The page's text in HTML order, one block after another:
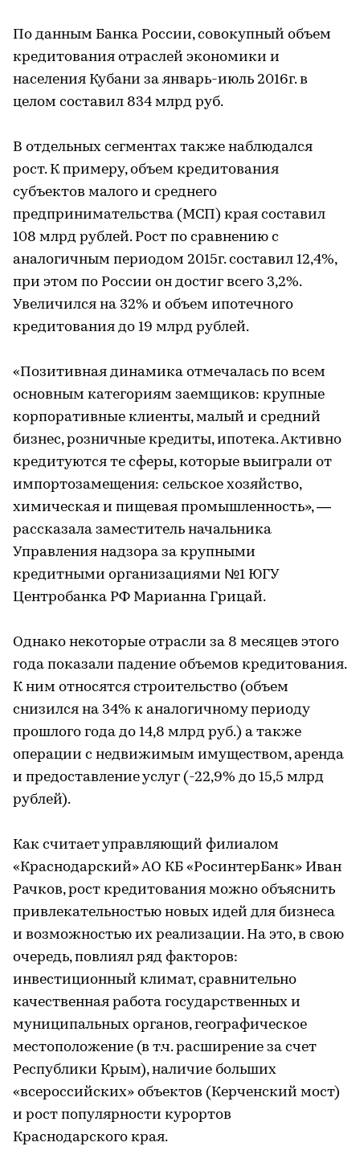
По данным Банка России, совокупный объем
кредитования отраслей экономики и
населения Кубани за январь-июль 2016г. в
целом составил 834 млрд руб.
В отдельных сегментах также наблюдался
рост. К примеру, объем кредитования
субъектов малого и среднего
предпринимательства (МСП) края составил
108 млрд рублей. Рост по сравнению с
аналогичным периодом 2015г. составил 12,4%,
при этом по России он достиг всего 3,2%.
Увеличился на 32% и объем ипотечного
кредитования до 19 млрд рублей.
«Позитивная динамика отмечалась по всем
основным категориям заемщиков: крупные
корпоративные клиенты, малый и средний
бизнес, розничные кредиты, ипотека. Активно
кредитуются те сферы, которые выиграли от
импортозамещения: сельское хозяйство,
химическая и пищевая промышленность», —
рассказала заместитель начальника
Управления надзора за крупными
кредитными организациями №1 ЮГУ
Центробанка РФ Марианна Грицай.
Однако некоторые отрасли за 8 месяцев этого
года показали падение объемов кредитования.
К ним относятся строительство (объем
снизился на 34% к аналогичному периоду
прошлого года до 14,8 млрд руб.) а также
операции с недвижимым имуществом, аренда
и предоставление услуг (-22,9% до 15,5 млрд
рублей).
Как считает управляющий филиалом
«Краснодарский» АО КБ «РосинтерБанк» Иван
Рачков, рост кредитования можно объяснить
привлекательностью новых идей для бизнеса
и возможностью их реализации. На это, в свою
очередь, повлиял ряд факторов:
инвестиционный климат, сравнительно
качественная работа государственных и
муниципальных органов, географическое
местоположение (в т.ч. расширение за счет
Республики Крым), наличие больших
«всероссийских» объектов (Керченский мост)
и рост популярности курортов
Краснодарского края.